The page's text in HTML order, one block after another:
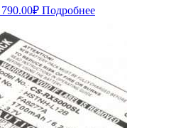
Первоначальная
составляла
869.00₽.
790.00₽Текущая
цена:
Подробнее